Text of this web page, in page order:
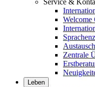
Service &
Welcome
Zentrale
Leben